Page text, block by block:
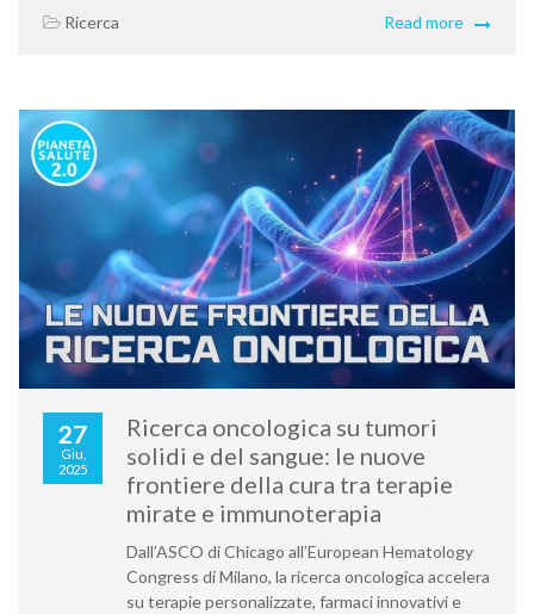
Ricerca Read more
27
Giu,
2025
Ricerca oncologica su tumori
solidi e del sangue: le nuove
frontiere della cura tra terapie
mirate e immunoterapia
Dall’ASCO di Chicago all’European Hematology
Congress di Milano, la ricerca oncologica accelera
su terapie personalizzate, farmaci innovativi e